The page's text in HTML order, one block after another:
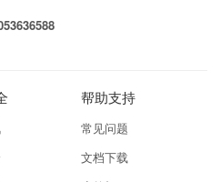
帮助支持
常见问题
文档下载